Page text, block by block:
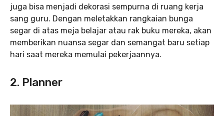
juga bisa menjadi dekorasi sempurna di ruang kerja
sang guru. Dengan meletakkan rangkaian bunga
segar di atas meja belajar atau rak buku mereka, akan
memberikan nuansa segar dan semangat baru setiap
hari saat mereka memulai pekerjaannya.
2. Planner